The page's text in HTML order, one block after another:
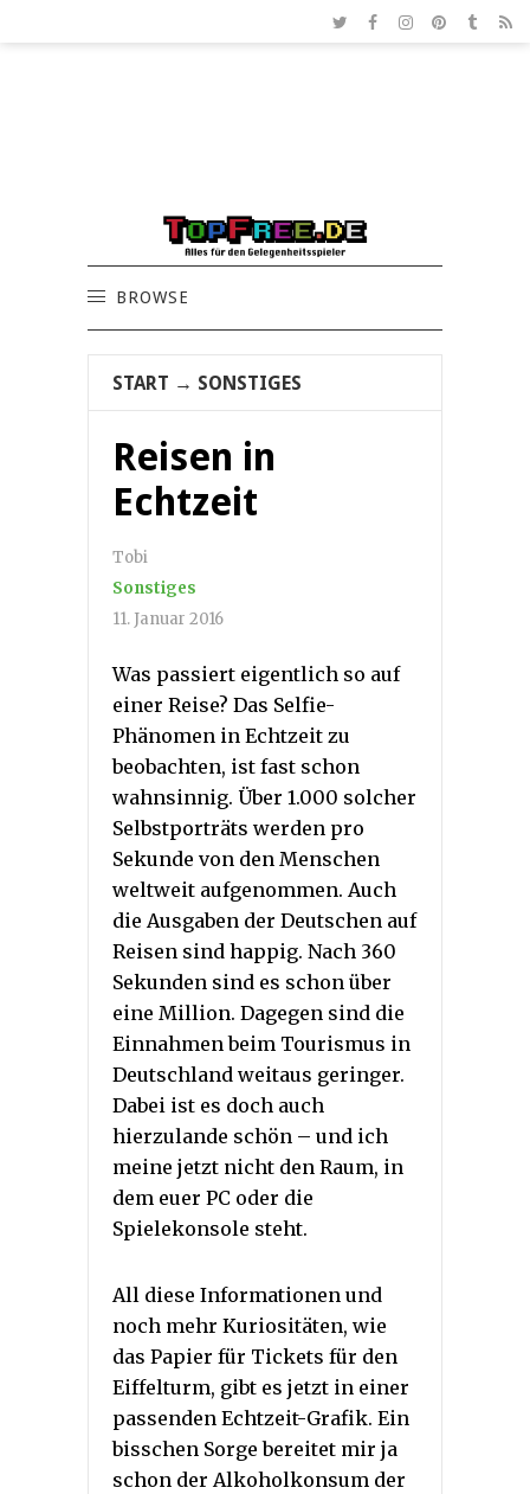
BROWSE
START → SONSTIGES
Reisen in
Echtzeit
Tobi
Sonstiges
11. Januar 2016
Was passiert eigentlich so auf
einer Reise? Das Selfie-
Phänomen in Echtzeit zu
beobachten, ist fast schon
wahnsinnig. Über 1.000 solcher
Selbstporträts werden pro
Sekunde von den Menschen
weltweit aufgenommen. Auch
die Ausgaben der Deutschen auf
Reisen sind happig. Nach 360
Sekunden sind es schon über
eine Million. Dagegen sind die
Einnahmen beim Tourismus in
Deutschland weitaus geringer.
Dabei ist es doch auch
hierzulande schön – und ich
meine jetzt nicht den Raum, in
dem euer PC oder die
Spielekonsole steht.
All diese Informationen und
noch mehr Kuriositäten, wie
das Papier für Tickets für den
Eiffelturm, gibt es jetzt in einer
passenden Echtzeit-Grafik. Ein
bisschen Sorge bereitet mir ja
schon der Alkoholkonsum der